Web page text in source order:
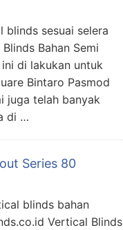
sesuai selera
Bahan Semi
di lakukan untuk
Bintaro Pasmod
juga telah banyak
di …
Series 80
blinds bahan
Vertical Blinds